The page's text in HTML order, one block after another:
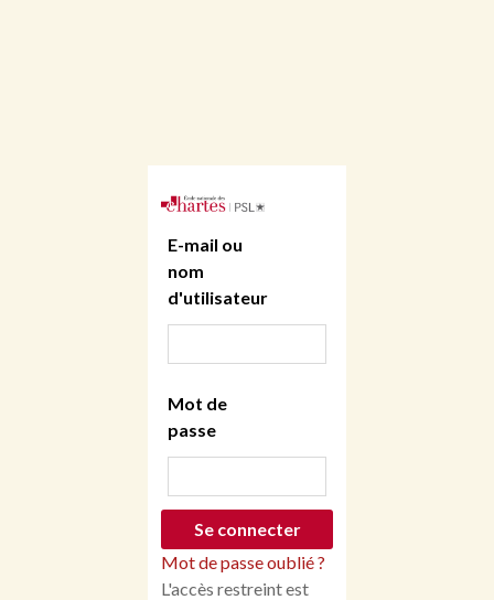
E-mail ou
nom
d'utilisateur
Mot de
passe
Mot de passe oublié ?
L'accès restreint est